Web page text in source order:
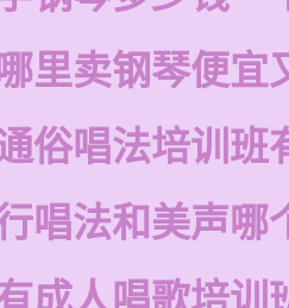
里卖钢琴便宜
俗唱法培训班
唱法和美声哪
成人唱歌培训